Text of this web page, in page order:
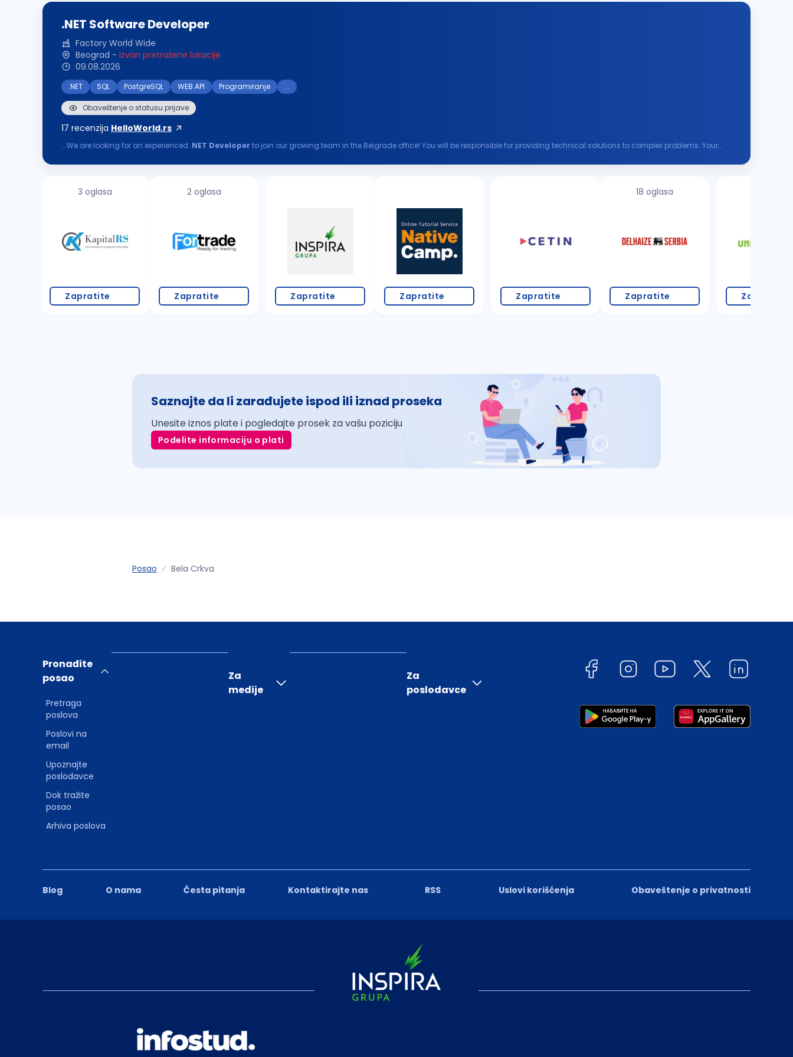
.NET Software Developer
Factory World Wide
Beograd - Izvan pretražene lokacije
09.08.2026
.NET SQL PostgreSQL WEB API Programiranje ...
Obaveštenje o statusu prijave
17 recenzija HelloWorld.rs
...We are looking for an experienced .NET Developer to join our growing team in the Belgrade office! You will be responsible for providing technical solutions to complex problems. Your
3 oglasa
Zapratite
2 oglasa
Zapratite Zapratite Zapratite Zapratite
18 oglasa
Zapratite Zapratite
Saznajte da li zarađujete ispod ili iznad proseka
Unesite iznos plate i pogledajte prosek za vašu poziciju
Podelite informaciju o plati
Posao Bela Crkva
Blog O nama Česta pitanja Kontaktirajte nas RSS Uslovi korišćenja Obaveštenje o privatnosti
Pronađite
posao
Pretraga
poslova
Poslovi na
email
Upoznajte
poslodavce
Dok tražite
posao
Arhiva poslova
Za
medije
Za
poslodavce